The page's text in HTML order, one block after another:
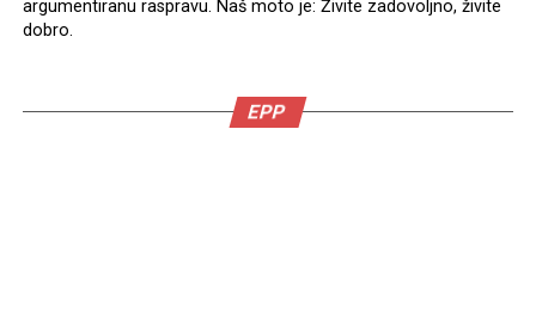
argumentiranu raspravu. Naš moto je: Živite zadovoljno, živite
dobro.
EPP